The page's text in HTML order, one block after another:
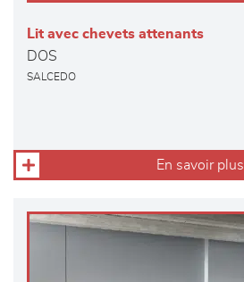
Lit avec chevets attenants
DOS
SALCEDO
En savoir plus